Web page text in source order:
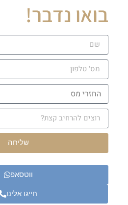
בואו נדבר!
שליחה
ווטסאפ
חייגו אלינו